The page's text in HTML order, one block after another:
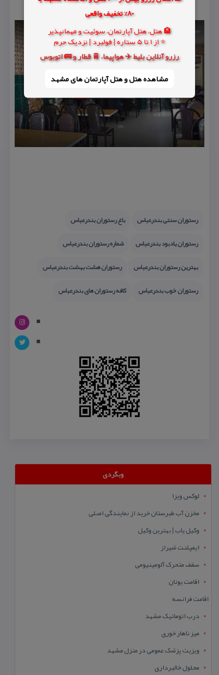
80% تخفیف واقعی
🏨 هتل، هتل آپارتمان، سوئیت و مهمانپذیر
⭐ از 1 تا 5 ستاره | فولبرد | نزدیک حرم
رزرو آنلاین بلیط ✈️ هواپیما، 🚆 قطار و 🚌 اتوبوس
مشاهده هتل و هتل‌ آپارتمان های مشهد
رستوران سنتی بندرعباس
باغ رستوران بندرعباس
رستوران یادبود بندرعباس
شماره رستوران بندرعباس
بهترین رستوران بندرعباس
رستوران هشت بهشت بندرعباس
رستوران خوب بندرعباس
كافه رستوران های بندرعباس
وبگردی
لوکس ویزا
مخزن آب طبرستان خرید از نمایندگی اصلی
وکیل یاب | بهترین وکیل
ایمپلنت شیراز
سقف متحرک آلومینیومی
اقامت یونان
اقامت فرانسه
درب اتوماتیک مشهد
میز ناهار خوری
ویزیت پزشک عمومی در منزل مشهد
محلول خالبرداری